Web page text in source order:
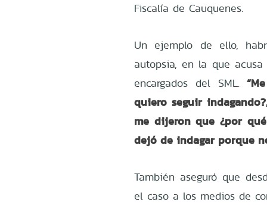
Fiscalía de Cauquenes.
Un ejemplo de ello,
autopsia, en la que
encargados del SML.“Me
quiero seguir
me dijeron que ¿por
dejó de indagar porque
También aseguró que
el caso a los medios de